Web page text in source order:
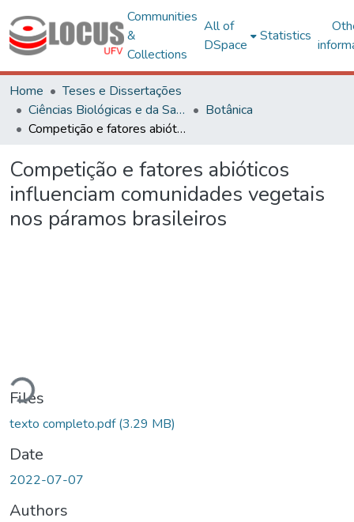
Communities
&
Collections
All of
DSpace
Statistics
Home
Teses e Dissertações
Ciências Biológicas e da Saúde
Botânica
Competição e fatores abióticos influenciam comunidades vegetais nos páramos brasileiros
Competição e fatores abióticos
influenciam comunidades vegetais
nos páramos brasileiros
Loading...
Files
texto completo.pdf(3.29 MB)
Date
2022-07-07
Authors